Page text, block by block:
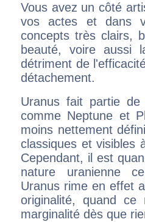
Vous avez un côté
vos actes et dans
concepts très clairs,
beauté, voire aussi
détriment de
détachement.
Uranus fait partie
comme Neptune et
moins nettement
classiques et visibles
Cependant, il est
nature uranienne
Uranus rime en effet
originalité, quand ce
marginalité dès que